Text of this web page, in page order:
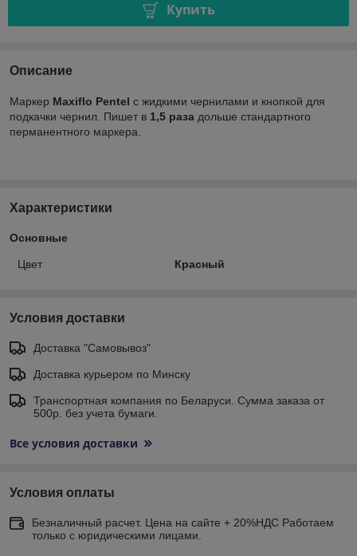
Купить
Описание
Маркер Maxiflo Pentel с жидкими чернилами и кнопкой для
подкачки чернил. Пишет в 1,5 раза дольше стандартного
перманентного маркера.
Характеристики
Основные
Цвет Красный
Условия доставки
Доставка "Самовывоз"
Доставка курьером по Минску
Транспортная компания по Беларуси. Сумма заказа от
500р. без учета бумаги.
Все условия доставки
Условия оплаты
Безналичный расчет. Цена на сайте + 20%НДС Работаем
только с юридическими лицами.